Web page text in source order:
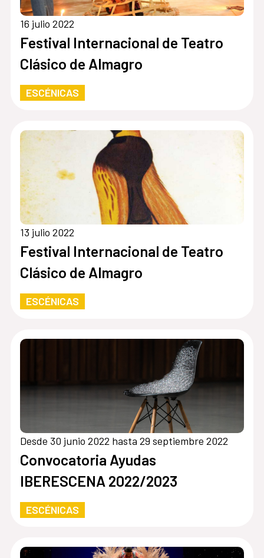
16 julio 2022
Festival Internacional de Teatro
Clásico de Almagro
ESCÉNICAS
13 julio 2022
Festival Internacional de Teatro
Clásico de Almagro
ESCÉNICAS
Desde 30 junio 2022 hasta 29 septiembre 2022
Convocatoria Ayudas
IBERESCENA 2022/2023
ESCÉNICAS